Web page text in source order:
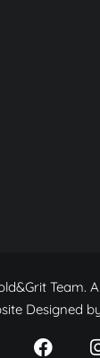
Team.
Designed